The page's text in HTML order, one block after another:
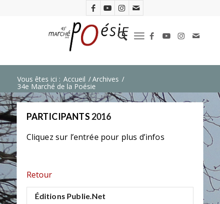
Vous êtes ici : Accueil /Archives /
34e Marché de la Poésie
PARTICIPANTS2016
Cliquez sur l’entrée pour plus d’infos
Retour
Éditions Publie.Net